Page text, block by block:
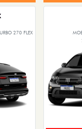
270 FLEX